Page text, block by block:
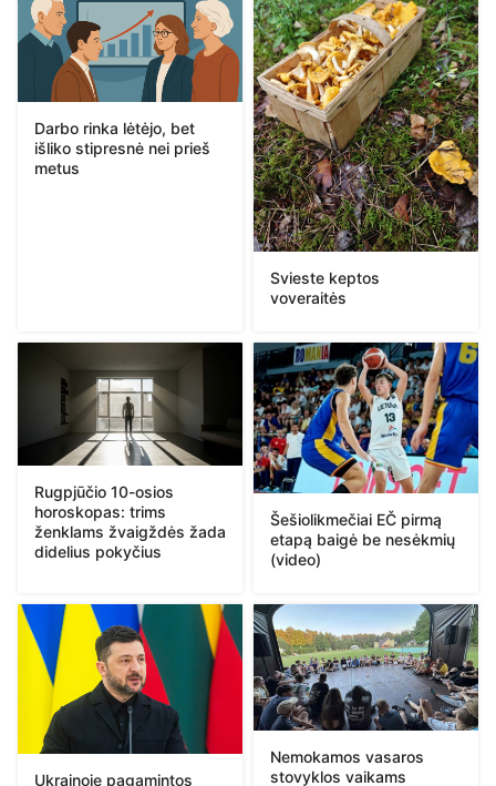
Darbo rinka lėtėjo, bet
išliko stipresnė nei prieš
metus
Svieste keptos
voveraitės
Rugpjūčio 10-osios
horoskopas: trims
ženklams žvaigždės žada
didelius pokyčius
Šešiolikmečiai EČ pirmą
etapą baigė be nesėkmių
(video)
Ukrainoje pagamintos
Nemokamos vasaros
stovyklos vaikams